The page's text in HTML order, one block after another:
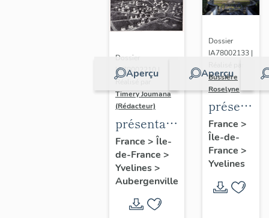
Aperçu
Dossier
IA78002210 |
Réalisé par
Timery Joumana
(Rédacteur)
présentation
de l'étude
d'Elisabethville
France > Île-
de-France >
Yvelines>
Aubergenville
Aperçu
Dossier
IA78002133 |
Bussière
Roselyne
du
diagnostic
et
France >
Île-de-
France >
Yvelines